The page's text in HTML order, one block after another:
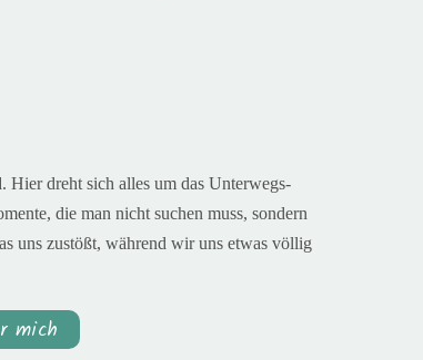
. Hier dreht sich alles um das Unterwegs-
die man nicht suchen muss, sondern
uns zustößt, während wir uns etwas völlig
mich